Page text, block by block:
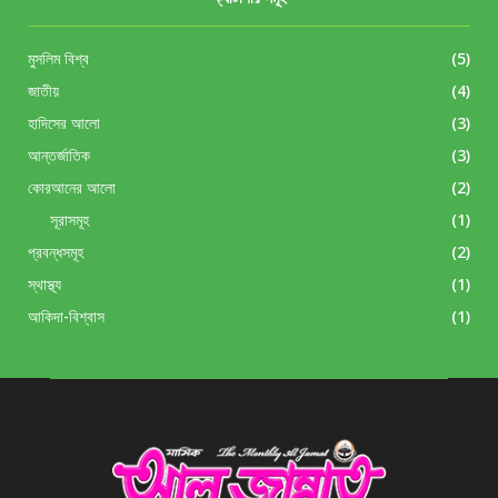
মুসলিম বিশ্ব
(5)
জাতীয়
(4)
হাদিসের আলো
(3)
আন্তর্জাতিক
(3)
কোরআনের আলো
(2)
সূরাসমূহ
(1)
প্রবন্ধসমূহ
(2)
স্থাস্থ্য
(1)
আকিদা-বিশ্বাস
(1)